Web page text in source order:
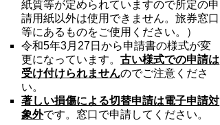
紙質等が定められていますので所定の申
請用紙以外は使用できません。旅券窓口
等にあるものをご使用ください。）
令和5年3月27日から申請書の様式が変
更になっています。古い様式での申請は
受け付けられませんのでご注意くださ
い。
著しい損傷による切替申請は電子申請対
象外です。窓口で申請してください。